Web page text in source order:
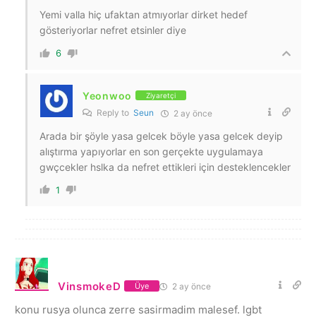
Yemi valla hiç ufaktan atmıyorlar dirket hedef
gösteriyorlar nefret etsinler diye
6
Yeonwoo Ziyaretçi
Reply to Seun 2 ay önce
Arada bir şöyle yasa gelcek böyle yasa gelcek deyip
alıştırma yapıyorlar en son gerçekte uygulamaya
gwçcekler hslka da nefret ettikleri için desteklencekler
1
VinsmokeD Üye 2 ay önce
konu rusya olunca zerre sasirmadim malesef. lgbt